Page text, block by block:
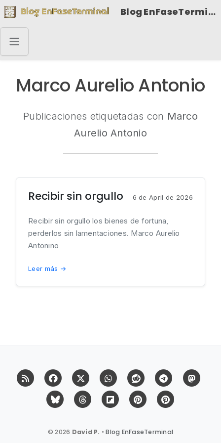
Blog EnFaseTerminal
Marco Aurelio Antonio
Publicaciones etiquetadas con Marco
Aurelio Antonio
Recibir sin orgullo 6 de April de 2026
Recibir sin orgullo los bienes de fortuna,
perderlos sin lamentaciones. Marco Aurelio
Antonino
Leer más →
RSS FacebookX (Twitter)Whatsapp Reddit Telegram
Bluesky Threads Flipboard Pinterest
© 2026 David P. •Blog EnFaseTerminal